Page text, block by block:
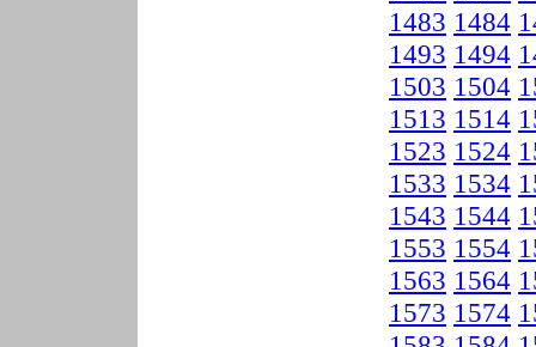
1483 1484
1493 1494
1503 1504
1513 1514
1523 1524
1533 1534
1543 1544
1553 1554
1563 1564
1573 1574